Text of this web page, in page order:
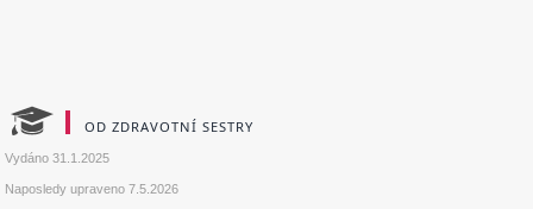
OD ZDRAVOTNÍ SESTRY
Vydáno31.1.2025
Naposledy upraveno7.5.2026